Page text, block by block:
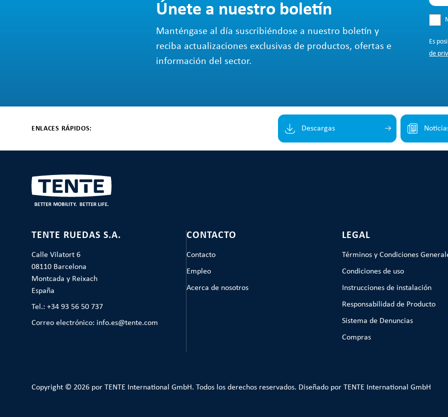
Únete a nuestro boletín
Manténgase al día suscribiéndose a nuestro boletín y
reciba actualizaciones exclusivas de productos, ofertas e
información del sector.
Es
de
ENLACES RÁPIDOS: Descargas
TENTE RUEDAS S.A.
Calle Vilatort 6
08110 Barcelona
Montcada y Reixach
España
Tel.: +34 93 56 50 737
Correo electrónico: info.es@tente.com
CONTACTO
Contacto
Empleo
Acerca de nosotros
LEGAL
Términos y Condiciones
Condiciones de uso
Instrucciones de instalación
Responsabilidad de Producto
Sistema de Denuncias
Compras
Copyright © 2026 por TENTE International GmbH. Todos los derechos reservados. Diseñado por TENTE International GmbH